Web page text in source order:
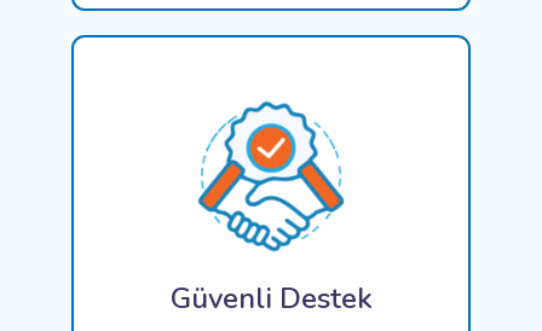
Güvenli Destek
ConiaSoft Ticketing Sistemi, kullanıcıların
sorunlarını zamanında çözülmesini, müşteri
memnuniyetinin artırılmasını ve operasyonel
sürekliliğin sağlanmasını garanti eden, kullanımı
ve entegrasyonu kolay, estetik bir arayüze sahip
ve sağlam bir destek mekanizmasını hizmetine